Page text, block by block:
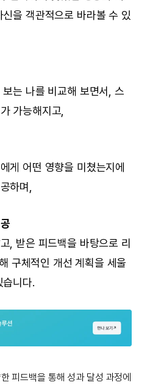
을 객관적으로 바라볼 수 있
는 나를 비교해 보면서, 스
가능해지고,
게 어떤 영향을 미쳤는지에
하며,
, 받은 피드백을 바탕으로 리
구체적인 개선 계획을 세울
니다.
피드백을 통해 성과 달성 과정에